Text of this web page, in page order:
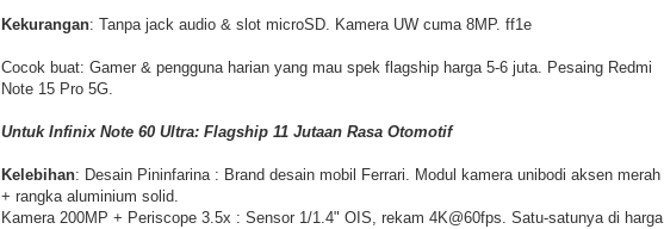
Kekurangan: Tanpa jack audio & slot microSD. Kamera UW cuma 8MP. ff1e
Cocok buat: Gamer & pengguna harian yang mau spek flagship harga 5-6 juta. Pesaing Redmi
Note 15 Pro 5G.
Untuk Infinix Note 60 Ultra: Flagship 11 Jutaan Rasa Otomotif
Kelebihan: Desain Pininfarina : Brand desain mobil Ferrari. Modul kamera unibodi aksen merah
+ rangka aluminium solid.
Kamera 200MP + Periscope 3.5x : Sensor 1/1.4" OIS, rekam 4K@60fps. Satu-satunya di harga